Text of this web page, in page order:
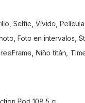
Selfie, Vívido,
Foto en intervalos,
Niño titán,